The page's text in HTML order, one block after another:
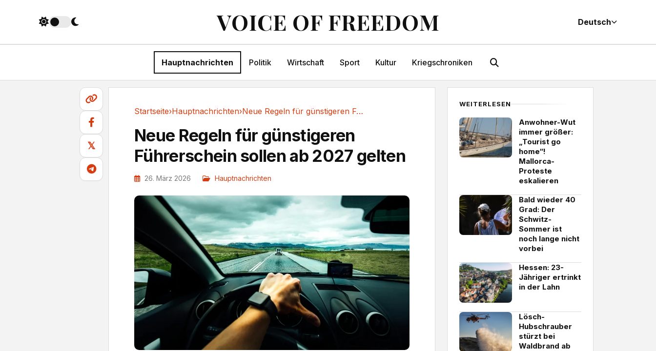
VOICE OF FREEDOM Deutsch
Hauptnachrichten Politik Wirtschaft Sport Kultur Kriegschroniken
𝕏
Startseite›Hauptnachrichten› Neue Regeln für günstigeren Führerschein...
Neue Regeln für günstigeren
Führerschein sollen ab 2027 gelten
26. März 2026 Hauptnachrichten
WEITERLESEN
Anwohner-Wut
immer größer:
„Tourist go
home“!
Mallorca-
Proteste
eskalieren
Bald wieder 40
Grad: Der
Schwitz-
Sommer ist
noch lange nicht
vorbei
Hessen: 23-
Jähriger ertrinkt
in der Lahn
Lösch-
Hubschrauber
stürzt bei
Waldbrand ab